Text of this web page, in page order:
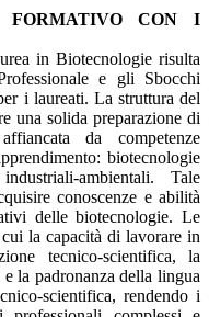
FORMATIVO CON I
in Biotecnologie risulta
e gli Sbocchi
i laureati. La struttura del
una solida preparazione di
da competenze
biotecnologie
ambientali. Tale
conoscenze e abilità
delle biotecnologie. Le
la capacità di lavorare in
tecnico-scientifica, la
la padronanza della lingua
scientifica, rendendo i